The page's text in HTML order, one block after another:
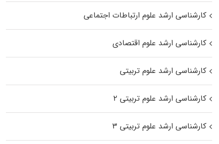
کارشناسی ارشد علوم ارتباطات اجتماعی
کارشناسی ارشد علوم اقتصادی
کارشناسی ارشد علوم تربیتی
کارشناسی ارشد علوم تربیتی ۲
کارشناسی ارشد علوم تربیتی ۳